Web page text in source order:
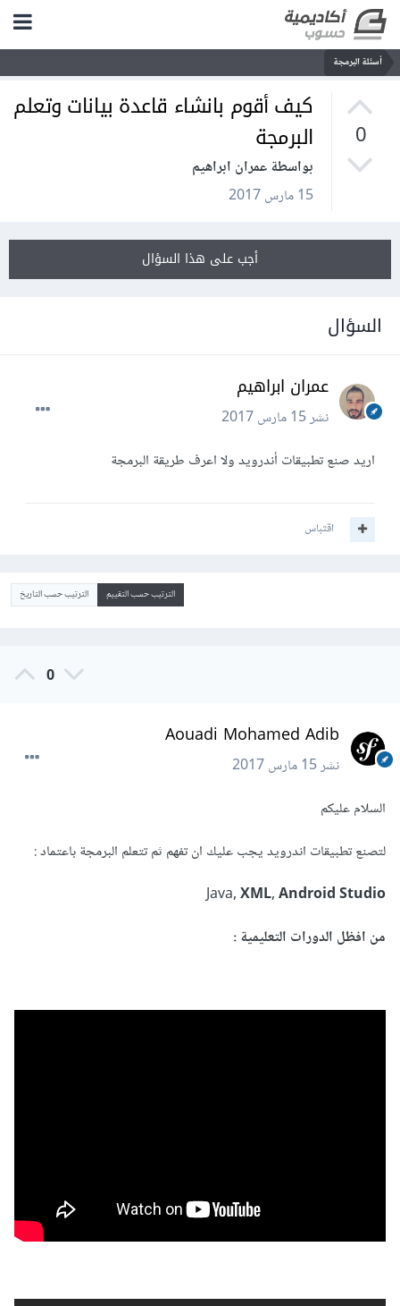
أسئلة البرمجة
0
كيف أقوم بانشاء قاعدة بيانات وتعلم
البرمجة
بواسطة عمران ابراهيم
15 مارس 2017
أجب على هذا السؤال
السؤال
عمران ابراهيم
نشر15 مارس 2017
اريد صنع تطبيقات أندرويد ولا اعرف طريقة البرمجة
اقتباس
الترتيب حسب التقييم الترتيب حسب التاريخ
0
Aouadi Mohamed Adib
نشر15 مارس 2017
السلام عليكم
لتصنع تطبيقات اندرويد يجب عليك ان تفهم ثم تتعلم البرمجة باعتماد :
Java,XML,Android Studio
من افظل الدورات التعليمية :